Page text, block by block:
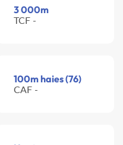
3 000m
TCF -
100m haies (76)
CAF -